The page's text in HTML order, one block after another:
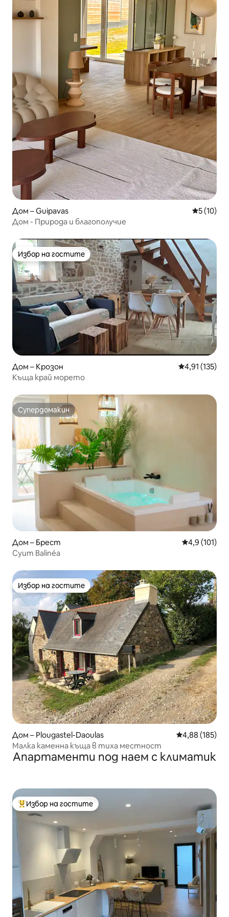
Дом – Guipavas Средна
5 (10)
Дом - Природа и благополучие
Избор на гостите
Избор на гостите
Дом – Крозон Средна
4,91 (135)
Къща край морето
Супердомакин
Супердомакин
Дом – Брест Средна
4,9 (101)
Суит Balinéa
Избор на гостите
Избор на гостите
Дом – Plougastel-Daoulas Средна
4,88 (185)
Малка каменна къща в тиха местност
Апартаменти под наем с климатик
Най-популярен избор на гостите
Избор на гостите